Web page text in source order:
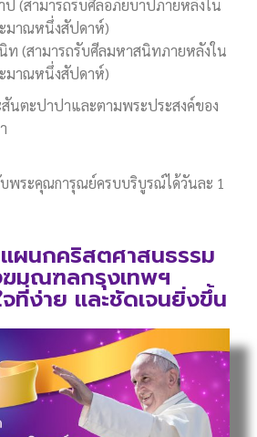
ป (สามารถรับศีลอภัยบาปภายหลังใน
ะมาณหนึ่งสัปดาห์)
ท (สามารถรับศีลมหาสนิทภายหลังใน
ะมาณหนึ่งสัปดาห์)
นตะปาปาและตามพระประสงค์ของ
พระคุณการุณย์ครบบริบูรณ์ได้วันละ 1
ผนกคริสตศาสนธรรม
มณฑลกรุงเทพฯ
จที่ง่าย และชัดเจนยิ่งขึ้น